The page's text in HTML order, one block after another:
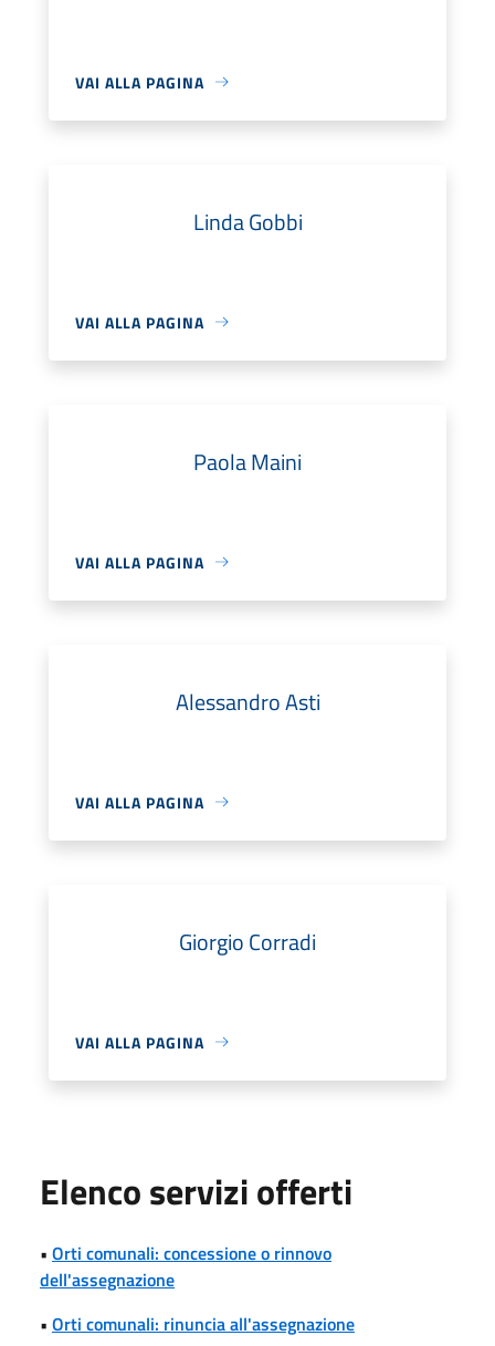
VAI ALLA PAGINA
Linda Gobbi
VAI ALLA PAGINA
Paola Maini
VAI ALLA PAGINA
Alessandro Asti
VAI ALLA PAGINA
Giorgio Corradi
VAI ALLA PAGINA
Elenco servizi offerti
• Orti comunali: concessione o rinnovo
dell'assegnazione
• Orti comunali: rinuncia all'assegnazione